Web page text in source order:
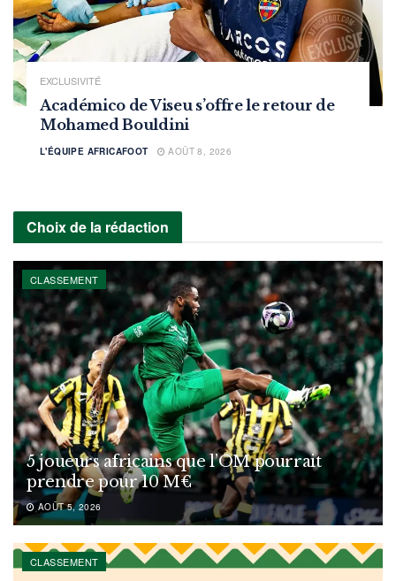
EXCLUSIVITÉ
Académico de Viseu s’offre le retour de
Mohamed Bouldini
L'ÉQUIPE AFRICAFOOT AOÛT 8, 2026
Choix de la rédaction
CLASSEMENT
5 joueurs africains que l’OM pourrait
prendre pour 10 M€
AOÛT 5, 2026
CLASSEMENT